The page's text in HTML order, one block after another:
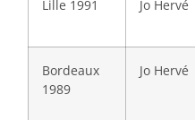
Lille 1991 Jo Hervé
Bordeaux
1989
Jo Hervé